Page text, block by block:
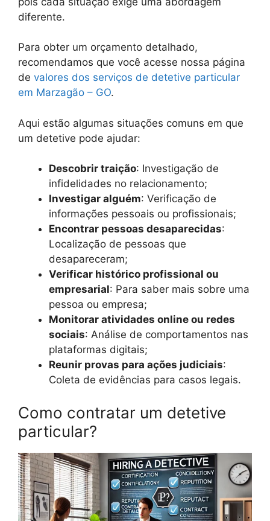
diferente.
Para obter um orçamento detalhado,
recomendamos que você acesse nossa página
de valores dos serviços de detetive particular
em Marzagão – GO.
Aqui estão algumas situações comuns em que
um detetive pode ajudar:
Descobrir traição: Investigação de
infidelidades no relacionamento;
Investigar alguém: Verificação de
informações pessoais ou profissionais;
Encontrar pessoas desaparecidas:
Localização de pessoas que
desapareceram;
Verificar histórico profissional ou
empresarial: Para saber mais sobre uma
pessoa ou empresa;
Monitorar atividades online ou redes
sociais: Análise de comportamentos nas
plataformas digitais;
Reunir provas para ações judiciais:
Coleta de evidências para casos legais.
Como contratar um detetive
particular?